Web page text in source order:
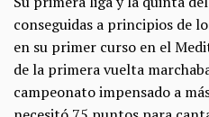
conseguidas a principios de
en su primer curso en el
de la primera vuelta
campeonato impensado a